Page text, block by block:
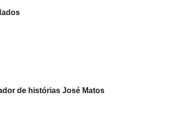
de histórias José Matos